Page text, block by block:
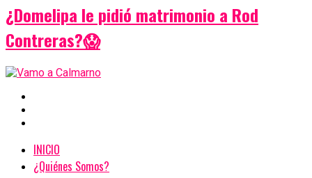
¿Domelipa le pidió matrimonio a Rod
Contreras?😱
INICIO
¿Quiénes Somos?